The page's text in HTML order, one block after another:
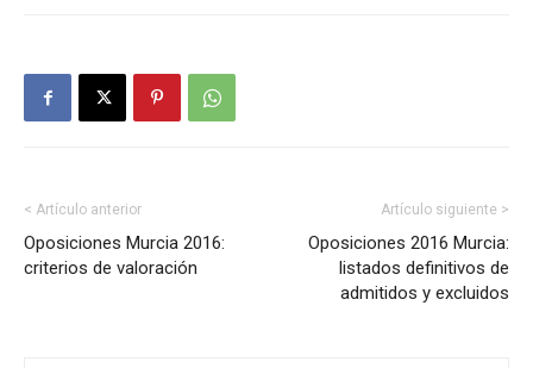
< Artículo anterior
Oposiciones Murcia 2016:
criterios de valoración
Artículo siguiente >
Oposiciones 2016 Murcia:
listados definitivos de
admitidos y excluidos